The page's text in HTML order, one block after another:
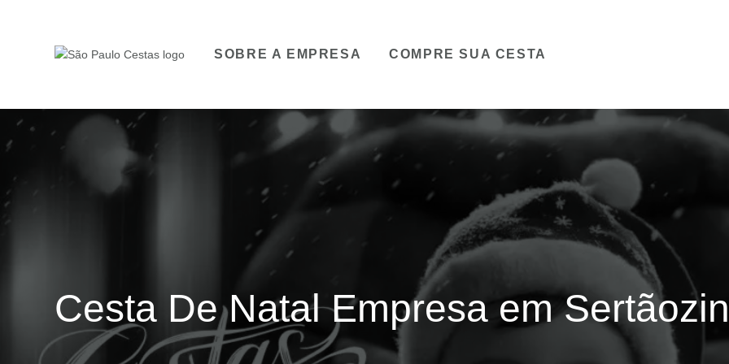
SOBRE A EMPRESA COMPRE SUA CESTA
Cesta De Natal Empresa em